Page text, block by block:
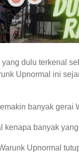
dulu terkenal
Upnormal ini
banyak gerai
kenapa banyak
Upnormal